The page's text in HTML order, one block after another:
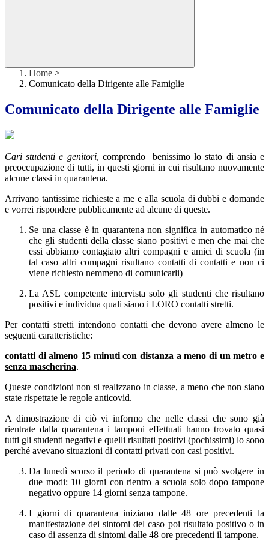
Home >
Comunicato della Dirigente alle Famiglie
Comunicato della Dirigente alle Famiglie
Cari studenti e genitori, comprendo benissimo lo stato di ansia e
preoccupazione di tutti, in questi giorni in cui risultano nuovamente
alcune classi in quarantena.
Arrivano tantissime richieste a me e alla scuola di dubbi e domande
e vorrei rispondere pubblicamente ad alcune di queste.
Se una classe è in quarantena non significa in automatico né
che gli studenti della classe siano positivi e men che mai che
essi abbiamo contagiato altri compagni e amici di scuola (in
tal caso altri compagni risultano contatti di contatti e non ci
viene richiesto nemmeno di comunicarli)
La ASL competente intervista solo gli studenti che risultano
positivi e individua quali siano i LORO contatti stretti.
Per contatti stretti intendono contatti che devono avere almeno le
seguenti caratteristiche:
contatti di almeno 15 minuti con distanza a meno di un metro e
senza mascherina.
Queste condizioni non si realizzano in classe, a meno che non siano
state rispettate le regole anticovid.
A dimostrazione di ciò vi informo che nelle classi che sono già
rientrate dalla quarantena i tamponi effettuati hanno trovato quasi
tutti gli studenti negativi e quelli risultati positivi (pochissimi) lo sono
perché avevano situazioni di contatti privati con casi positivi.
Da lunedì scorso il periodo di quarantena si può svolgere in
due modi: 10 giorni con rientro a scuola solo dopo tampone
negativo oppure 14 giorni senza tampone.
I giorni di quarantena iniziano dalle 48 ore precedenti la
manifestazione dei sintomi del caso poi risultato positivo o in
caso di assenza di sintomi dalle 48 ore precedenti il tampone.